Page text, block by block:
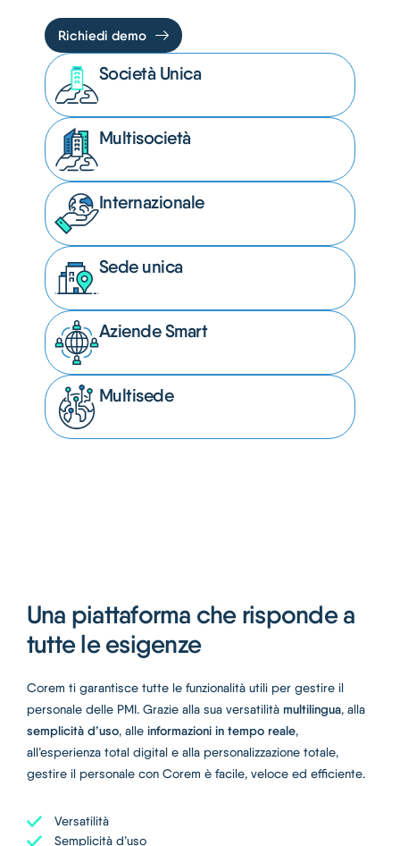
Società Unica
Multisocietà
Internazionale
Sede unica
Aziende Smart
Multisede
Richiedi demo
Una piattaforma che risponde a
tutte le esigenze
Corem ti garantisce tutte le funzionalità utili per gestire il
personale delle PMI. Grazie alla sua versatilità multilingua, alla
semplicità d’uso, alle informazioni in tempo reale,
all’esperienza total digital e alla personalizzazione totale,
gestire il personale con Corem è facile, veloce ed efficiente.
Versatilità
Semplicità d’uso